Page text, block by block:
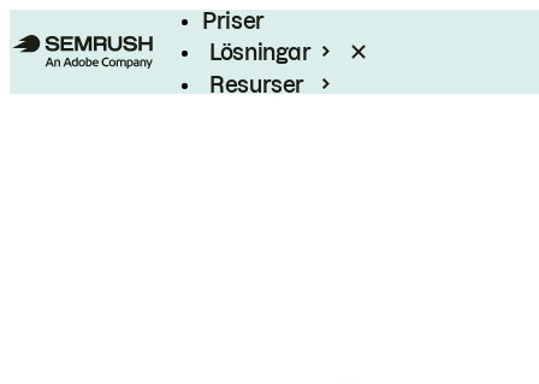
Priser
Lösningar
Resurser